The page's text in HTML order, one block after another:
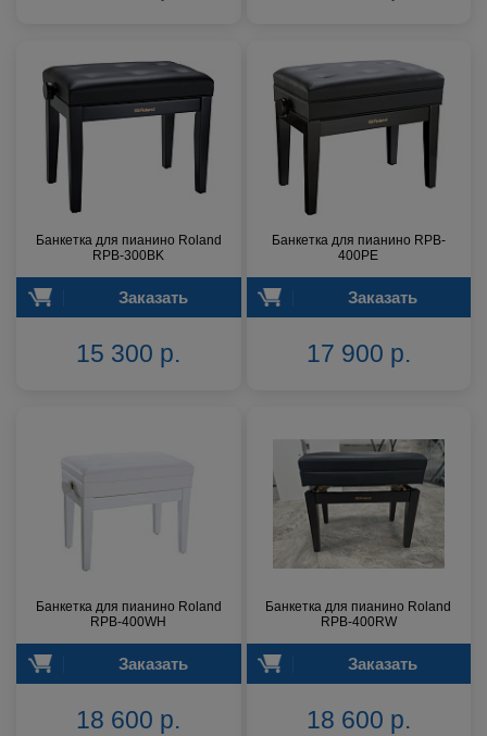
Банкетка для пианино Roland
RPB-300BK
Заказать
15 300 р.
Банкетка для пианино RPB-
400PE
Заказать
17 900 р.
Банкетка для пианино Roland
RPB-400WH
Заказать
18 600 р.
Банкетка для пианино Roland
RPB-400RW
Заказать
18 600 р.